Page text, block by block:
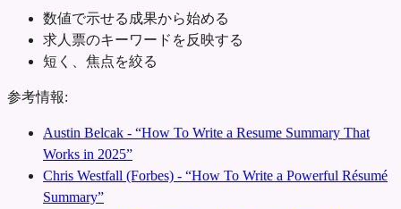
数値で示せる成果から始める
求人票のキーワードを反映する
短く、焦点を絞る
参考情報:
Austin Belcak - “How To Write a Resume Summary That
Works in 2025”
Chris Westfall (Forbes) - “How To Write a Powerful Résumé
Summary”